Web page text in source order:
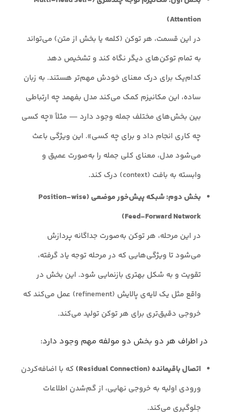
Attention)
در این قسمت، هر توکن (کلمه یا بخش از متن) می‌تواند
به تمام توکن‌های دیگر نگاه کند و تشخیص دهد
کدام‌یک برای درک معنای خودش مهم‌تر هستند. به زبان
ساده، این مکانیزم کمک می‌کند مدل بفهمد چه ارتباطی
بین بخش‌های مختلف جمله وجود دارد — مثلاً «چه کسی
چه کاری انجام داد و برای چه کسی». این ویژگی باعث
می‌شود مدل، معنای کلی جمله را به‌صورت عمیق و
وابسته به بافت (context) درک کند.
بخش دوم: شبکه پیش‌خور موضعی (Position-wise
Feed-Forward Network)
در این مرحله، هر توکن به‌صورت جداگانه پردازش
می‌شود تا ویژگی‌هایی که در مرحله توجه یاد گرفته،
تقویت و به شکل بهتری بازنمایی شود. این بخش در
واقع مثل یک لایه‌ی پالایش (refinement) عمل می‌کند که
خروجی دقیق‌تری برای هر توکن تولید می‌کند.
در اطراف هر دو بخش دو مولفه مهم وجود دارد:
اتصال باقیمانده (Residual Connection)
که با اضافه‌کردن
ورودی اولیه به خروجی نهایی، از گم‌شدن اطلاعات
جلوگیری می‌کند.